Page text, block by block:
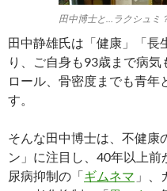
田中博士と…ラクシュミ
田中静雄氏は「健康」「長
り、ご自身も93歳まで病
ロール、骨密度までも青
す。
そんな田中博士は、不健康
ン」に注目し、40年以上前
尿病抑制の「ギムネマ 」、